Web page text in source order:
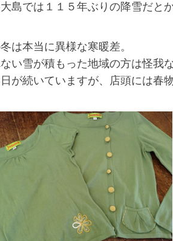
島では１１５年ぶりの降雪だとか
は本当に異様な寒暖差。
い雪が積もった地域の方は怪我
が続いていますが、店頭には春